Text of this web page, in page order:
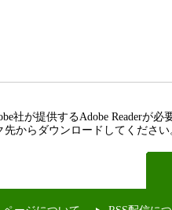
社が提供するAdobe Readerが必
からダウンロードしてください